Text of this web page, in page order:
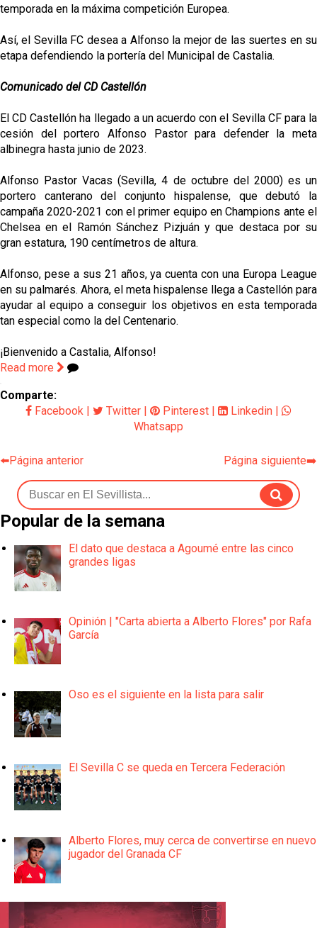
temporada en la máxima competición Europea.
Así, el Sevilla FC desea a Alfonso la mejor de las suertes en su
etapa defendiendo la portería del Municipal de Castalia.
Comunicado del CD Castellón
El CD Castellón ha llegado a un acuerdo con el Sevilla CF para la
cesión del portero Alfonso Pastor para defender la meta
albinegra hasta junio de 2023.
Alfonso Pastor Vacas (Sevilla, 4 de octubre del 2000) es un
portero canterano del conjunto hispalense, que debutó la
campaña 2020-2021 con el primer equipo en Champions ante el
Chelsea en el Ramón Sánchez Pizjuán y que destaca por su
gran estatura, 190 centímetros de altura.
Alfonso, pese a sus 21 años, ya cuenta con una Europa League
en su palmarés. Ahora, el meta hispalense llega a Castellón para
ayudar al equipo a conseguir los objetivos en esta temporada
tan especial como la del Centenario.
¡Bienvenido a Castalia, Alfonso!
Read more
Comparte:
Facebook
Twitter Pinterest Linkedin
Whatsapp
⬅️Página anterior Página siguiente➡️
Popular de la semana
El dato que destaca a Agoumé entre las cinco
grandes ligas
Opinión | "Carta abierta a Alberto Flores" por Rafa
García
Oso es el siguiente en la lista para salir
El Sevilla C se queda en Tercera Federación
Alberto Flores, muy cerca de convertirse en nuevo
jugador del Granada CF